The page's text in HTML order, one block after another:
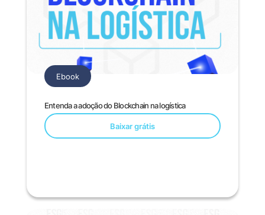
Entenda a adoção do Blockch ain na logística
Baixar grátis
Ebook